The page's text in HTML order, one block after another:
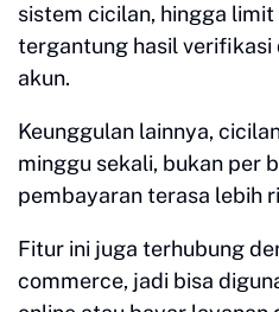
sistem cicilan, hingga
tergantung hasil verifikasi
akun.
Keunggulan lainnya,
minggu sekali, bukan per
pembayaran terasa lebih
Fitur ini juga terhubung
commerce, jadi bisa